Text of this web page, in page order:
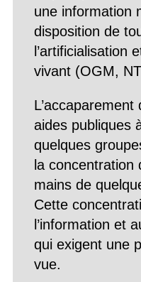
une information
disposition de
l’artificialisation
vivant (OGM,
L’accaparement
aides publiques
quelques
la concentration
mains de
Cette
l’information et
qui exigent une
vue.